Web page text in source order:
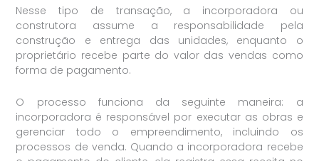
Nesse tipo de transação, a incorporadora ou
construtora assume a responsabilidade pela
construção e entrega das unidades, enquanto o
proprietário recebe parte do valor das vendas como
forma de pagamento.
O processo funciona da seguinte maneira: a
incorporadora é responsável por executar as obras e
gerenciar todo o empreendimento, incluindo os
processos de venda. Quando a incorporadora recebe